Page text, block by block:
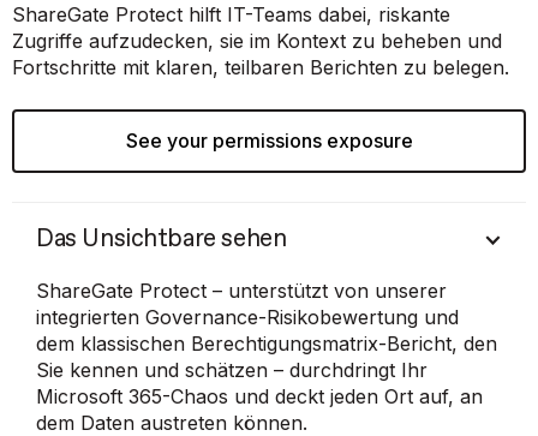
ShareGate Protect hilft IT-Teams dabei, riskante
Zugriffe aufzudecken, sie im Kontext zu beheben und
Fortschritte mit klaren, teilbaren Berichten zu belegen.
See your permissions exposure
Das Unsichtbare sehen
ShareGate Protect – unterstützt von unserer
integrierten Governance-Risikobewertung und
dem klassischen Berechtigungsmatrix-Bericht, den
Sie kennen und schätzen – durchdringt Ihr
Microsoft 365-Chaos und deckt jeden Ort auf, an
dem Daten austreten können.